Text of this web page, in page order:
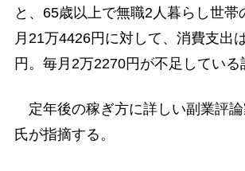
と、65歳以上で無職2人暮らし世帯
月21万4426円に対して、消費支出
円。毎月2万2270円が不足している
定年後の稼ぎ方に詳しい副業評論
氏が指摘する。